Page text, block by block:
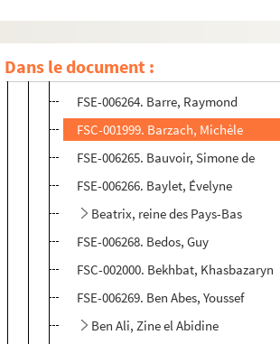
Dans le document :
8-FSC-000134. Barco Vargas, Virgilio
FSE-006262. Baroin, François
FSE-006263. Barrault, Jean-Louis
FSE-006264. Barre, Raymond
FSC-001999. Barzach, Michèle
FSE-006265. Bauvoir, Simone de
FSE-006266. Baylet, Évelyne
Beatrix, reine des Pays-Bas
FSE-006268. Bedos, Guy
FSC-002000. Bekhbat, Khasbazaryn
FSE-006269. Ben Abes, Youssef
Ben Ali, Zine el Abidine